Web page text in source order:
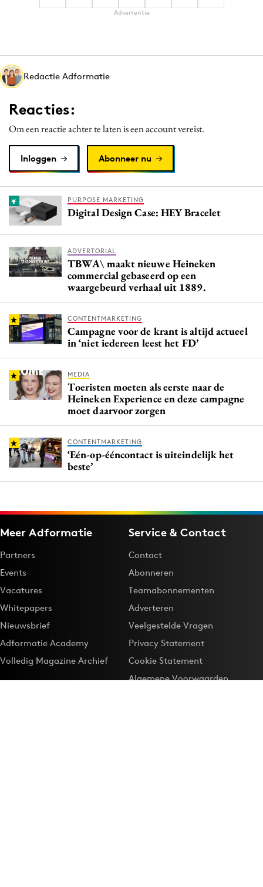
Influencer marketing
Interne communicatie
Media
Merkstrategie
PR
Programmatic
Reputatie & crisis
Advertentie
Redactie Adformatie
Reacties:
Om een reactie achter te laten is een account vereist.
Inloggen Abonneer nu
PURPOSE MARKETING
Digital Design Case: HEY Bracelet
ADVERTORIAL
TBWA\ maakt nieuwe Heineken
commercial gebaseerd op een
waargebeurd verhaal uit 1889.
CONTENTMARKETING
Campagne voor de krant is altijd actueel
in ‘niet iedereen leest het FD’
MEDIA
Toeristen moeten als eerste naar de
Heineken Experience en deze campagne
moet daarvoor zorgen
CONTENTMARKETING
‘Eén-op-ééncontact is uiteindelijk het
beste’
Meer Adformatie
Partners
Events
Vacatures
Whitepapers
Nieuwsbrief
Adformatie Academy
Volledig Magazine Archief
Service & Contact
Contact
Abonneren
Teamabonnementen
Adverteren
Veelgestelde Vragen
Privacy Statement
Cookie Statement
Algemene Voorwaarden